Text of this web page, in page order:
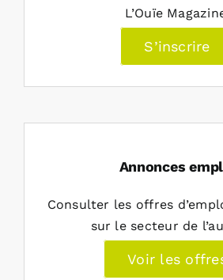
L’Ouïe
S’inscrire
Annonces
Consulter les offres
sur le secteur de
Voir les